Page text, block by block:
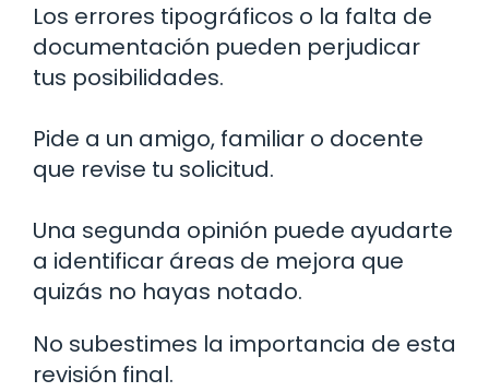
Los errores tipográficos o la falta de
documentación pueden perjudicar
tus posibilidades.
Pide a un amigo, familiar o docente
que revise tu solicitud.
Una segunda opinión puede ayudarte
a identificar áreas de mejora que
quizás no hayas notado.
No subestimes la importancia de esta
revisión final.